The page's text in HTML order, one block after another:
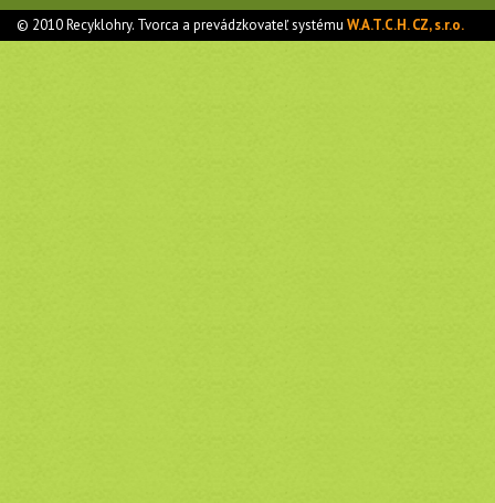
© 2010 Recyklohry. Tvorca a prevádzkovateľ systémuW.A.T.C.H. CZ, s.r.o.